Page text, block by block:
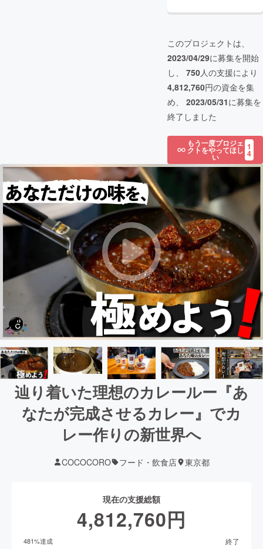
このプロジェクトは、
2023/04/29に募集を開始
し、 750人の支援により
4,812,760円の資金を集
め、 2023/05/31に募集を
終了しました
もう一度プロジェ
クトをやってほし
い
1
4
辿り着いた理想のカレールー『あ
なたが完成させるカレー』でカ
レー作りの新世界へ
COCOCORO フード・飲食店 東京都
現在の支援総額
4,812,760円
481%達成 終了